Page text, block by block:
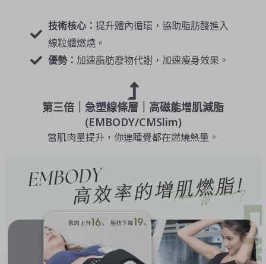
技術核心： 提升體內循環，協助脂肪酸進入
線粒體燃燒。
優勢： 加速脂肪廢物代謝，加速瘦身效果。
第三倍｜急塑線條層｜高磁能增肌減脂
(EMBODY/CMSlim)
當肌肉量提升，你連睡覺都在燃燒熱量。